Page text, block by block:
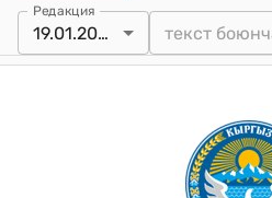
Редакция
19.01.2024